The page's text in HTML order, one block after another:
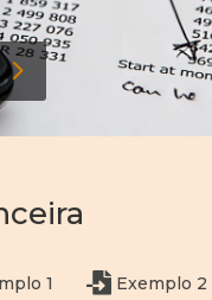
1 Exemplo 2